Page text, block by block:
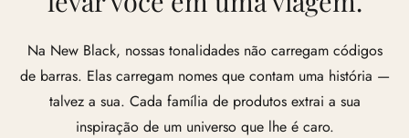
Na New Black, nossas tonalidades não carregam códigos
de barras. Elas carregam nomes que contam uma história —
talvez a sua. Cada família de produtos extrai a sua
inspiração de um universo que lhe é caro.